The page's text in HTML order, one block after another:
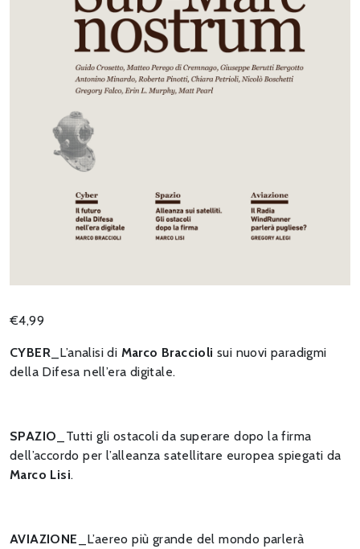
€4,99
CYBER _L’analisi di Marco Braccioli sui nuovi paradigmi
della Difesa nell’era digitale.
SPAZIO _Tutti gli ostacoli da superare dopo la firma
dell’accordo per l’alleanza satellitare europea spiegati da
Marco Lisi.
AVIAZIONE _L’aereo più grande del mondo parlerà